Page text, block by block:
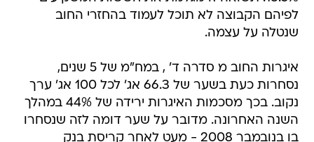
נקוב. בכך מסכמות האיגרות ירידה של 44% במהלך
השנה האחרונה. מדובר על שער דומה לזה שנסחרו
בו בנובמבר 2008 - מעט לאחר קריסת בנק
ההשקעות ליהמן ברדרס. האיגרות רחוקות רק במעט
מהשער הנמוך אי פעם, שעמד על 59.14 אג'. בדומה